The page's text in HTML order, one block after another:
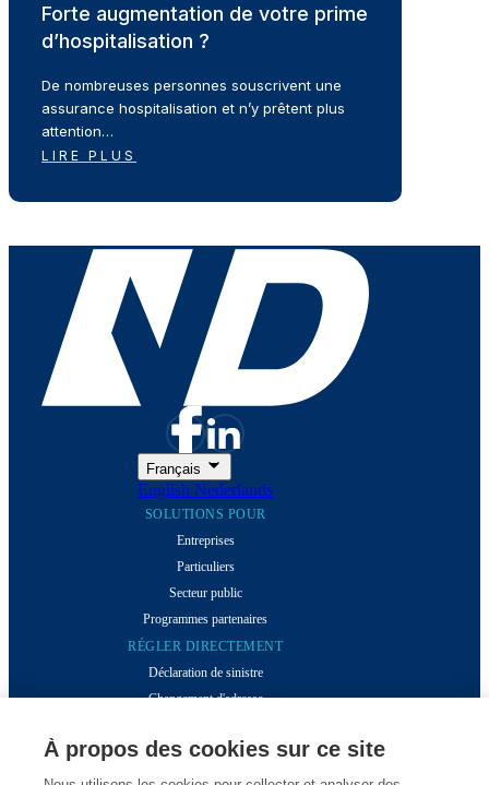
Forte augmentation de votre prime
d’hospitalisation ?
De nombreuses personnes souscrivent une
assurance hospitalisation et n’y prêtent plus
attention…
LIRE PLUS
Français
English Nederlands
SOLUTIONS POUR
Entreprises
Particuliers
Secteur public
Programmes partenaires
RÉGLER DIRECTEMENT
Déclaration de sinistre
Changement d'adresse
Factures numériques
SUPPORT
À propos des cookies sur ce site